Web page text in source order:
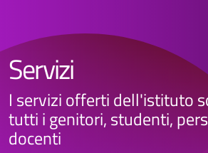
Servizi
I servizi offerti dell'istituto
tutti i genitori, studenti,
docenti